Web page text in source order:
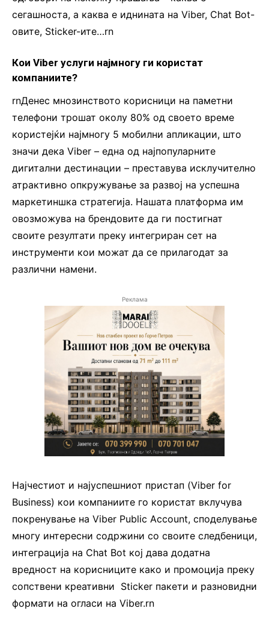
сегашноста, а каква е иднината на Viber, Chat Bot-
овите, Sticker-ите…rn
Кои Viber услуги најмногу ги користат
компаниите?
rnДенес мнозинството корисници на паметни
телефони трошат околу 80% од своето време
користејќи најмногу 5 мобилни апликации, што
значи дека Viber – една од најпопуларните
дигитални дестинации – преставува исклучително
атрактивно опкружување за развој на успешна
маркетиншка стратегија. Нашата платформа им
овозможува на брендовите да ги постигнат
своите резултати преку интегриран сет на
инструменти кои можат да се прилагодат за
различни намени.
Реклама
Најчестиот и најуспешниот пристап (Viber for
Business) кои компаниите го користат вклучува
покренување на Viber Public Account, споделување
многу интересни содржини со своите следбеници,
интеграција на Chat Bot кој дава додатна
вредност на корисниците како и промоција преку
сопствени креативни Sticker пакети и разновидни
формати на огласи на Viber.rn